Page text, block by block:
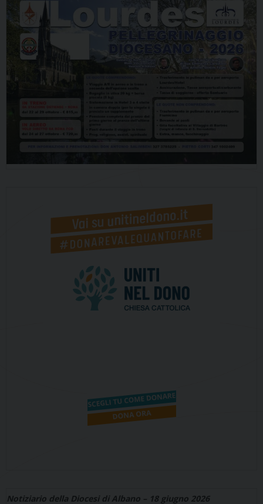
Notiziario della Diocesi di Albano – 18 giugno 2026